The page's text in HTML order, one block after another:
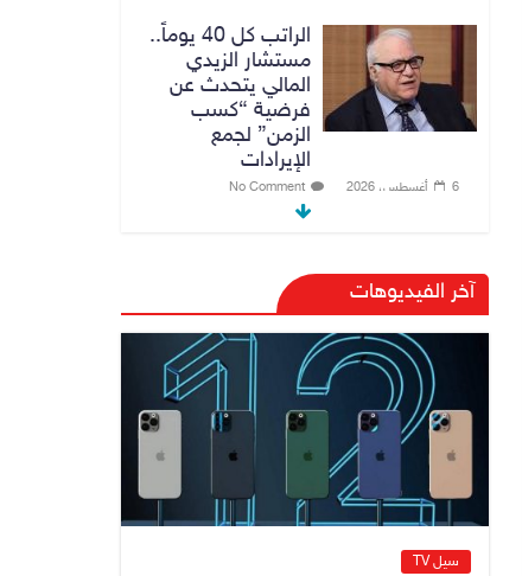
الراتب كل 40 يوماً..
مستشار الزيدي
المالي يتحدث عن
فرضية “كسب
الزمن” لجمع
الإيرادات
6 أغسطس، 2026 No Comment
بشأن الوزارات
الشاغرة لحين تسمية
الوزراء
No Comment
هيئة الإعلام
والاتصالات تعتمد
رقمية موثوقة لدعم
الاقتصاد الرقمي
آخر الفيديوهات
سيل TV